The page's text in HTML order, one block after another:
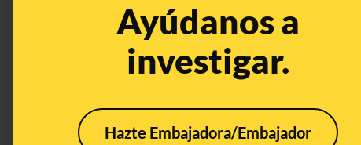
Ayúdanos a
investigar.
Hazte Embajadora/Embajador
contra la COVID-19 "matan a